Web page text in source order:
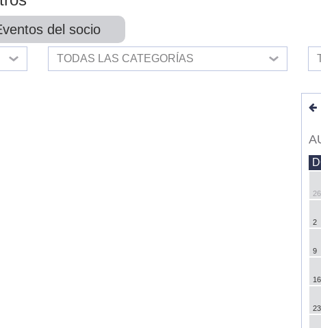
del socio
TODAS LAS CATEGORÍAS
26
2
9
16
23